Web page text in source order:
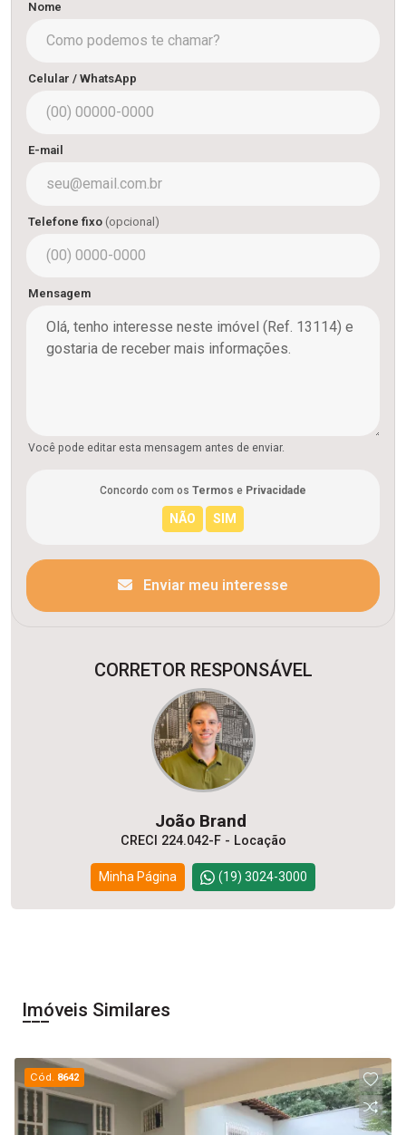
Nome
Celular / WhatsApp
E-mail
Telefone fixo (opcional)
Mensagem
Você pode editar esta mensagem antes de enviar.
Concordo com os Termos e Privacidade
Enviar meu interesse
CORRETOR RESPONSÁVEL
João Brand
CRECI 224.042-F - Locação
Minha Página (19) 3024-3000
Imóveis Similares
Cód. 8642